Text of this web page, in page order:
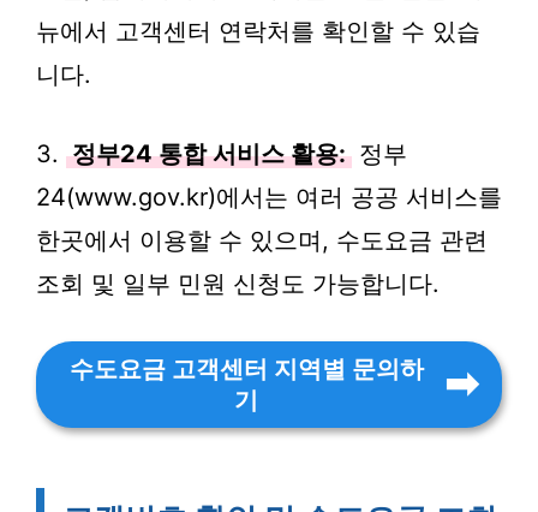
뉴에서 고객센터 연락처를 확인할 수 있습
니다.
3. 정부24 통합 서비스 활용: 정부
24(www.gov.kr)에서는 여러 공공 서비스를
한곳에서 이용할 수 있으며, 수도요금 관련
조회 및 일부 민원 신청도 가능합니다.
수도요금 고객센터 지역별 문의하
기